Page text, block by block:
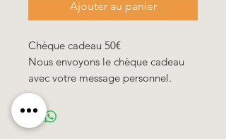
Ajouter au panier
Chèque cadeau 50€
Nous envoyons le chèque cadeau
avec votre message personnel.